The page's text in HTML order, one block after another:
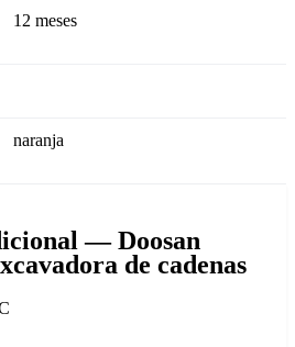
12 meses
naranja
— Doosan
de cadenas